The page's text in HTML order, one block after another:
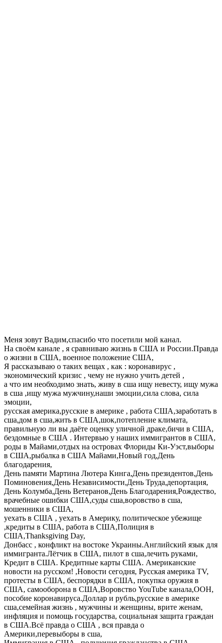
Меня зовут Вадим,спасибо что посетили мой канал.
На своём канале , я сравниваю жизнь в США и России.Правда
о жизни в США, военное положение США,
Я рассказываю о таких вещах , как : коронавирус ,
экономический кризис , чему не нужно учить детей ,
а что им необходимо знать, живу в сша ищу невесту, ищу мужа
в сша ,ищу мужа мужчину,наши эмоции,сила слова, сила
эмоции,
русская америка,русские в америке , работа США,заработать в
сша,дом в сша,жить в США,шок,потепление климата,
правильную ли вы даёте оценку уличной драке,бичи в США,
бездомные в США . Интервью у наших иммигрантов в США,
роды в Майами,отдых на островах Флориды Ки-Уэст,выборы
в США,рыбалка в США Майами,Новый год,День
благодарения,
День памяти Мартина Лютера Кинга,День президентов,День
Поминовения,День Независимости,День Труда,депортация,
День Колумба,День Ветеранов,День Благодарения,Рождество,
врачебные ошибки США,суды сша,воровство в сша,
мошенники в США,
уехать в США , уехать в Америку, политическое убежище
,кредиты в США, работа в США,Полиция в
США,Thanksgiving Day,
Донбасс , конфликт на востоке Украины.Английский язык для
иммигранта.Лётчик в США, пилот в сша,лечить руками,
Кредит в США. Кредитные карты США. Американские
новости на русском! ,Новости сегодня, Русская америка TV,
протесты в США, беспорядки в США, покупка оружия в
США, самооборона в США,Воровство YouTube канала,ООН,
пособие коронавируса.Доллар и рубль,русские в америке
сша,семейная жизнь , мужчины и женщины, врите женам,
инфляция и помощь государства, социальная защита граждан
в США.Всё правда о США , вся правда о
Америки,перевыборы в сша,